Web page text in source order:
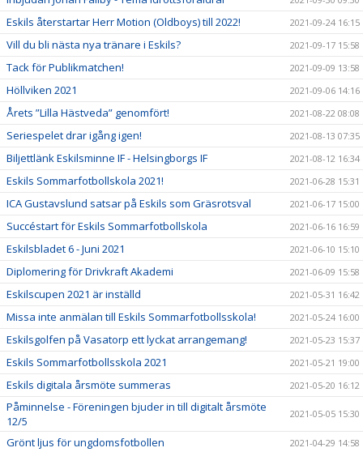
Eskils återstartar Herr Motion (Oldboys) till 2022! 2021-09-24 16:15
Vill du bli nästa nya tränare i Eskils? 2021-09-17 15:58
Tack för Publikmatchen! 2021-09-09 13:58
Höllviken 2021 2021-09-06 14:16
Årets ”Lilla Hästveda” genomfört! 2021-08-22 08:08
Seriespelet drar igång igen! 2021-08-13 07:35
Biljettlänk Eskilsminne IF - Helsingborgs IF 2021-08-12 16:34
Eskils Sommarfotbollskola 2021! 2021-06-28 15:31
ICA Gustavslund satsar på Eskils som Gräsrotsval 2021-06-17 15:00
Succéstart för Eskils Sommarfotbollskola 2021-06-16 16:59
Eskilsbladet 6 - Juni 2021 2021-06-10 15:10
Diplomering för Drivkraft Akademi 2021-06-09 15:58
Eskilscupen 2021 är inställd 2021-05-31 16:42
Missa inte anmälan till Eskils Sommarfotbollsskola! 2021-05-24 16:00
Eskilsgolfen på Vasatorp ett lyckat arrangemang! 2021-05-23 15:37
Eskils Sommarfotbollsskola 2021 2021-05-21 19:00
Eskils digitala årsmöte summeras 2021-05-20 16:12
Påminnelse - Föreningen bjuder in till digitalt årsmöte
12/5
2021-05-05 15:30
Grönt ljus för ungdomsfotbollen 2021-04-29 14:58